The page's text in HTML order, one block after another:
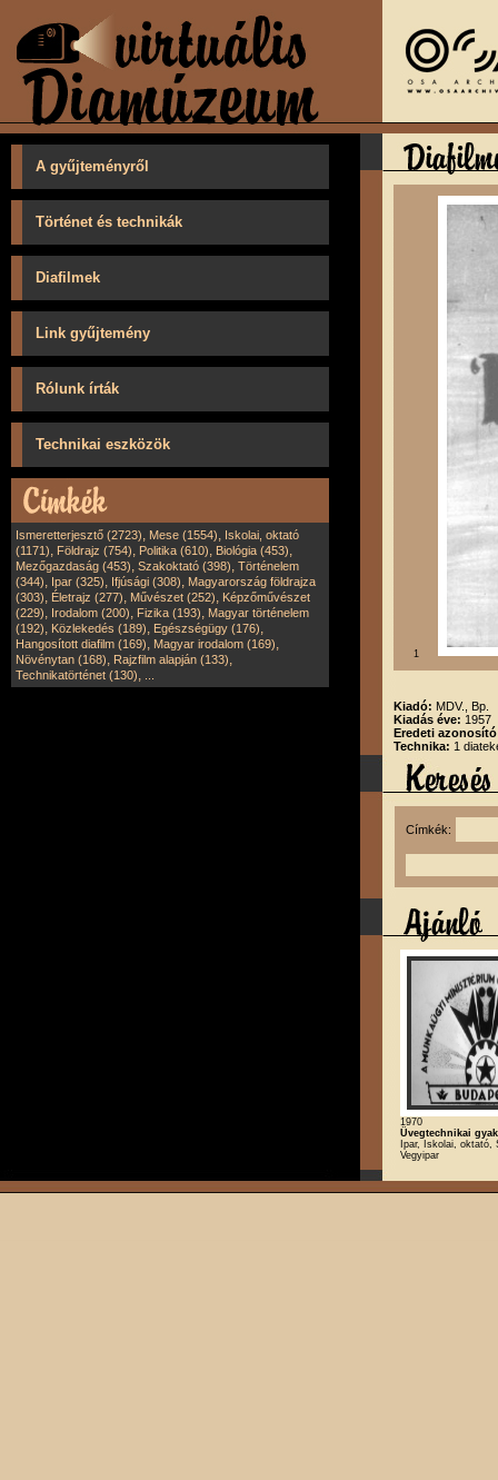
A gyűjteményről
Történet és technikák
Diafilmek
Link gyűjtemény
Rólunk írták
Technikai eszközök
Ismeretterjesztő (2723), Mese (1554), Iskolai, oktató
(1171), Földrajz (754), Politika (610), Biológia (453),
Mezőgazdaság (453), Szakoktató (398), Történelem
(344), Ipar (325), Ifjúsági (308), Magyarország földrajza
(303), Életrajz (277), Művészet (252), Képzőművészet
(229), Irodalom (200), Fizika (193), Magyar történelem
(192), Közlekedés (189), Egészségügy (176),
Hangosított diafilm (169), Magyar irodalom (169),
Növénytan (168), Rajzfilm alapján (133),
Technikatörténet (130),
1
Kiadó: MDV., Bp.
Kiadás éve: 1957
Eredeti
Technika: 1
Címkék:
1970
Üvegtechnikai
Ipar, Iskolai, oktató,
Vegyipar